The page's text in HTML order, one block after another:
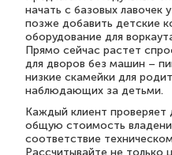
начать с базовых лавочек
позже добавить детские
оборудование для
Прямо сейчас растет
для дворов без машин –
низкие скамейки для
наблюдающих за детьми.
Каждый клиент проверяет
общую стоимость
соответствие
Рассчитывайте не только